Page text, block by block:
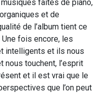
faites de piano,
et de
de l’album tient ce
Une fois encore, les
intelligents et ils nous
nous touchent, l’esprit
et il est vrai que le
que l’on peut